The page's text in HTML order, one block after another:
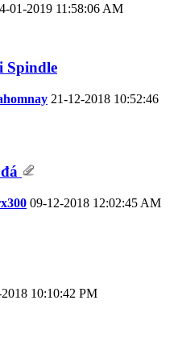
01-2019 11:58:06 AM
Spindle
21-12-2018 10:52:46
09-12-2018 12:02:45 AM
10:10:42 PM